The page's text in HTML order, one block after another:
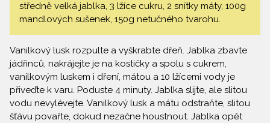
středně velká jablka, 3 lžíce cukru, 2 snítky máty, 100g
mandlových sušenek, 150g netučného tvarohu.
Vanilkový lusk rozpulte a vyškrabte dřeň. Jablka zbavte
jádřinců, nakrájejte je na kostičky a spolu s cukrem,
vanilkovým luskem i dření, mátou a 10 lžícemi vody je
přiveďte k varu. Poduste 4 minuty. Jablka slijte, ale slitou
vodu nevylévejte. Vanilkový lusk a mátu odstraňte, slitou
šťávu povařte, dokud nezačne houstnout. Jablka opět